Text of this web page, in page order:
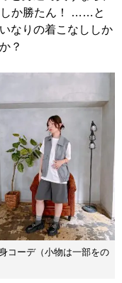
しか勝たん！ ……と
なりの着こなししか
？
コーデ（小物は一部をの